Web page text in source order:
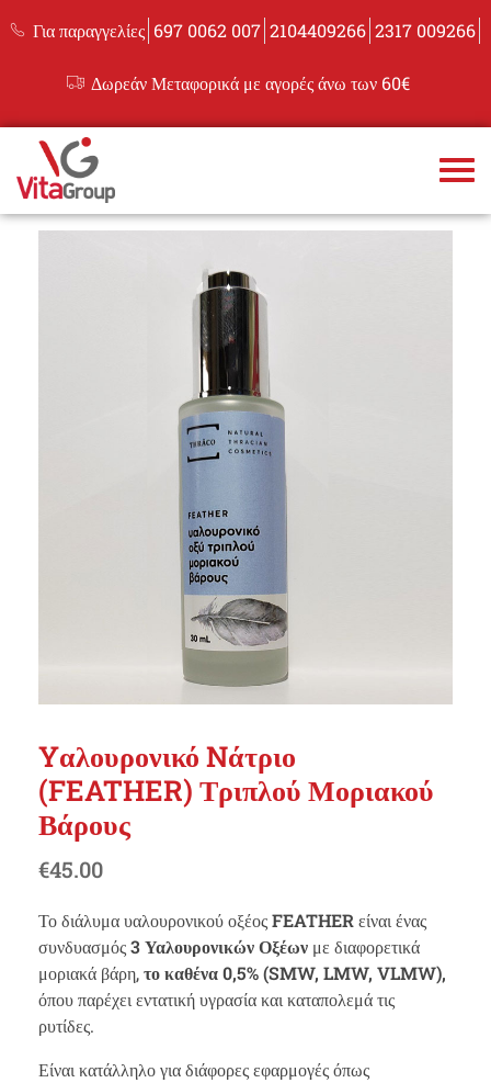
Για παραγγελίες 697 0062 007 2104409266 2317 009266
Δωρεάν Μεταφορικά με αγορές άνω των 60€
Yαλουρονικό Nάτριο
(FEATHER) Τριπλού Μοριακού
Βάρους
€45.00
Το διάλυμα υαλουρονικού οξέοςFEATHERείναι ένας
συνδυασμός3 Υαλουρονικών Οξέων με διαφορετικά
μοριακά βάρη,το καθένα 0,5% (SMW, LMW, VLMW),
όπου παρέχει εντατική υγρασία και καταπολεμά τις
ρυτίδες.
Είναι κατάλληλο για διάφορες εφαρμογές όπως